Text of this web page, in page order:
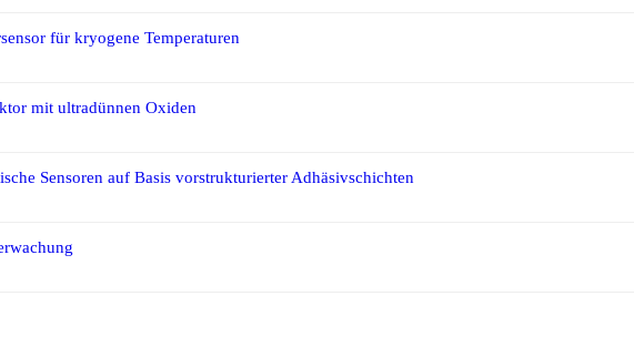
für kryogene Temperaturen
mit ultradünnen Oxiden
Sensoren auf Basis vorstrukturierter Adhäsivschichten